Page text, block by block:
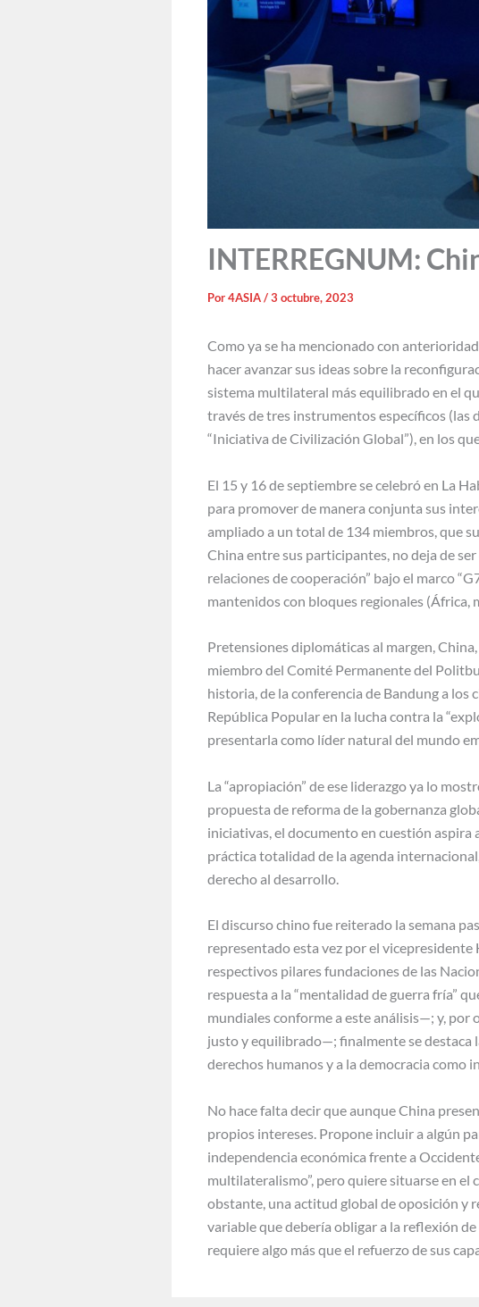
INTERREGNUM:
Por4ASIA/3 octubre, 2023
Como ya se ha mencionado con
hacer avanzar sus ideas sobre la
sistema multilateral más equilibrado en el
través de tres instrumentos específicos (las
“Iniciativa de Civilización Global”), en los
El 15 y 16 de septiembre se celebró en La
para promover de manera conjunta sus
ampliado a un total de 134 miembros, que
China entre sus participantes, no deja de
relaciones de cooperación” bajo el marco
mantenidos con bloques regionales (África,
Pretensiones diplomáticas al margen,
miembro del Comité Permanente del
historia, de la conferencia de Bandung a los
República Popular en la lucha contra la
presentarla como líder natural del mundo
La “apropiación” de ese liderazgo ya lo
propuesta de reforma de la gobernanza
iniciativas, el documento en cuestión aspira
práctica totalidad de la agenda
derecho al desarrollo.
El discurso chino fue reiterado la semana
representado esta vez por el
respectivos pilares fundaciones de las
respuesta a la “mentalidad de guerra fría”
mundiales conforme a este análisis—; y,
justo y equilibrado—; finalmente se destaca
derechos humanos y a la democracia
No hace falta decir que aunque China
propios intereses. Propone incluir a algún
independencia económica frente a
multilateralismo”, pero quiere situarse en el
obstante, una actitud global de oposición y
variable que debería obligar a la reflexión
requiere algo más que el refuerzo de sus